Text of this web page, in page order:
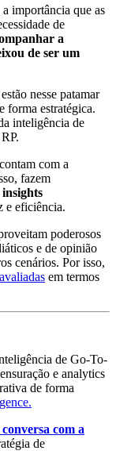
importância que as
de
a
de ser um
nesse patamar
forma estratégica.
inteligência de
com a
fazem
e eficiência.
poderosos
e de opinião
cenários. Por isso,
em termos
de Go-To-
e analytics
de forma
com a
de